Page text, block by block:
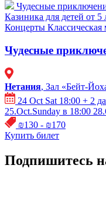
Чудесные
Казиника для детей от 5
Концерты Классическая
Чудесные
Нетания, Зал «Бейт-
24 Oct Sat 18:00 + 2
25.Oct.Sunday в 18:00
₪130 - ₪170
Купить билет
Подпишитесь